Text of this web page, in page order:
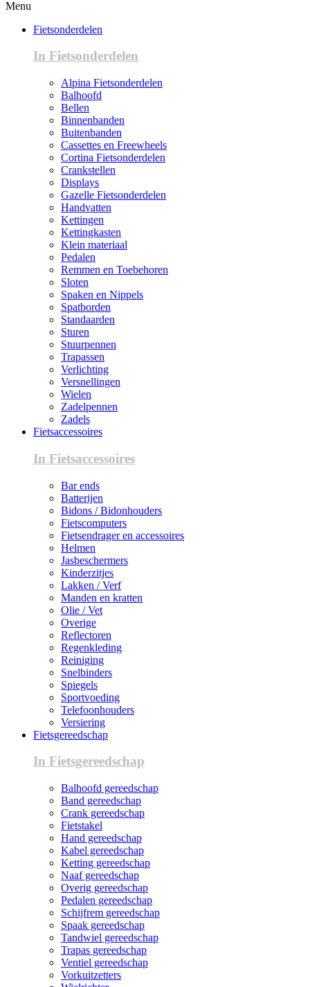
Menu
Fietsonderdelen
In Fietsonderdelen
Alpina Fietsonderdelen
Balhoofd
Bellen
Binnenbanden
Buitenbanden
Cassettes en Freewheels
Cortina Fietsonderdelen
Crankstellen
Displays
Gazelle Fietsonderdelen
Handvatten
Kettingen
Kettingkasten
Klein materiaal
Pedalen
Remmen en Toebehoren
Sloten
Spaken en Nippels
Spatborden
Standaarden
Sturen
Stuurpennen
Trapassen
Verlichting
Versnellingen
Wielen
Zadelpennen
Zadels
Fietsaccessoires
In Fietsaccessoires
Bar ends
Batterijen
Bidons / Bidonhouders
Fietscomputers
Fietsendrager en accessoires
Helmen
Jasbeschermers
Kinderzitjes
Lakken / Verf
Manden en kratten
Olie / Vet
Overige
Reflectoren
Regenkleding
Reiniging
Snelbinders
Spiegels
Sportvoeding
Telefoonhouders
Versiering
Fietsgereedschap
In Fietsgereedschap
Balhoofd gereedschap
Band gereedschap
Crank gereedschap
Fietstakel
Hand gereedschap
Kabel gereedschap
Ketting gereedschap
Naaf gereedschap
Overig gereedschap
Pedalen gereedschap
Schijfrem gereedschap
Spaak gereedschap
Tandwiel gereedschap
Trapas gereedschap
Ventiel gereedschap
Vorkuitzetters